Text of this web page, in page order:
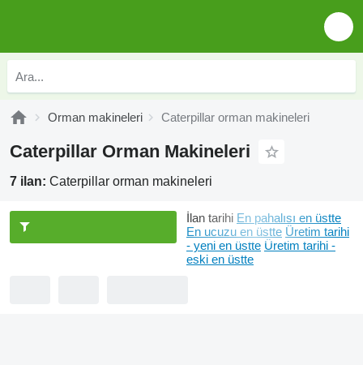
Orman makineleri Caterpillar orman makineleri
Caterpillar Orman Makineleri
7 ilan: Caterpillar orman makineleri
İlan tarihi En pahalısı en üstte
En ucuzu en üstte Üretim tarihi
- yeni en üstte Üretim tarihi -
eski en üstte